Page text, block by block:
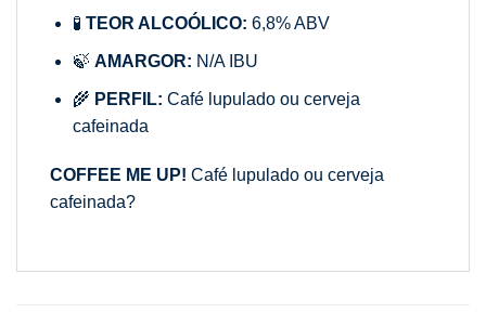
🧪 TEOR ALCOÓLICO: 6,8% ABV
🍃 AMARGOR: N/A IBU
🌾 PERFIL: Café lupulado ou cerveja
cafeinada
COFFEE ME UP! Café lupulado ou cerveja
cafeinada?